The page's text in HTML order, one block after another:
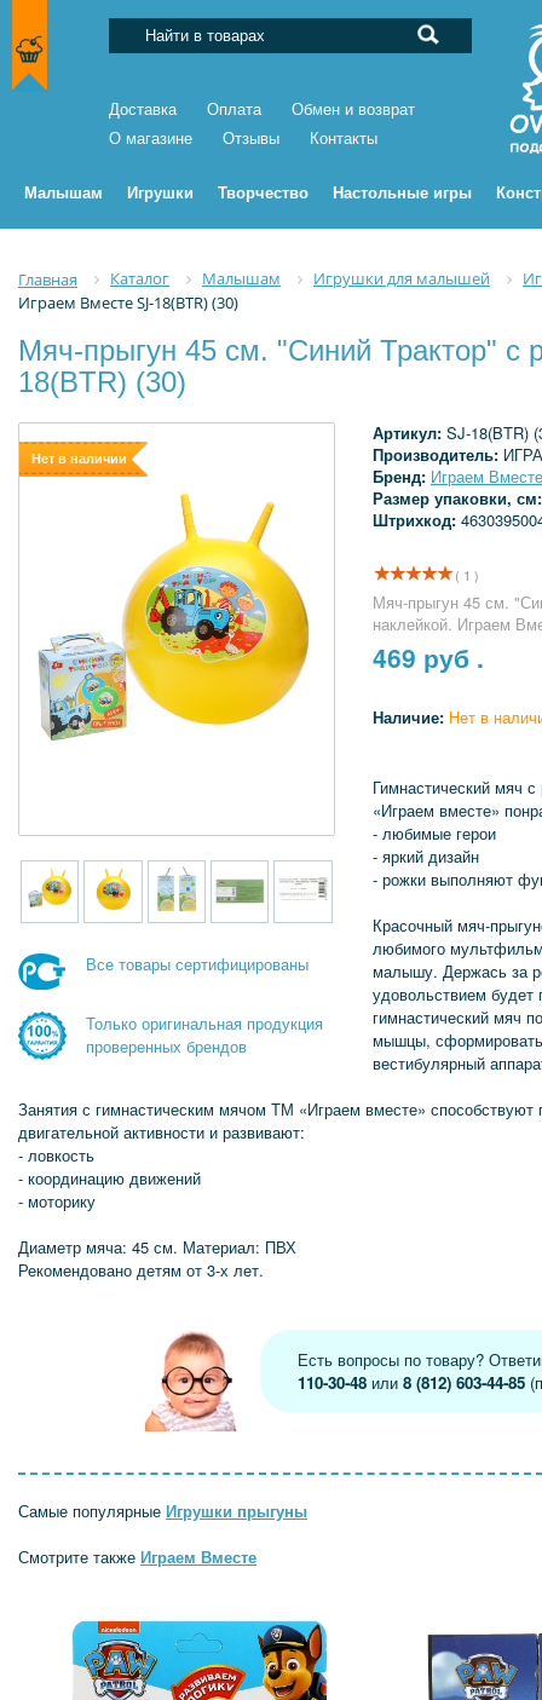
Доставка Оплата
Обмен и возврат
О магазине
Отзывы Контакты
Малышам Игрушки Творчество Настольные игры
Главная Каталог Малышам Игрушки для малышей
Играем Вместе SJ-18(BTR) (30)
Мяч-прыгун 45 см. "Синий Трактор" с
18(BTR) (30)
Нет в наличии
Все товары сертифицированы
Только оригинальная продукция
проверенных брендов
Артикул: SJ-18(BTR)
Производитель:
Бренд: Играем Вместе
Размер упаковки,
Штрихкод:
( 1 )
Мяч-прыгун 45 см.
наклейкой. Играем
469 руб .
Наличие: Нет в
Гимнастический мяч
«Играем вместе»
- любимые герои
- яркий дизайн
- рожки выполняют
Красочный мяч-
любимого
малышу. Держась за
удовольствием будет
гимнастический мяч
мышцы, сформировать
вестибулярный
Занятия с гимнастическим мячом ТМ «Играем вместе»
двигательной активности и развивают:
- ловкость
- координацию движений
- моторику
Диаметр мяча: 45 см. Материал: ПВХ
Рекомендовано детям от 3-х лет.
Есть вопросы по товару?
110-30-48 или8 (812) 603-44-85
Самые популярные Игрушки прыгуны
Смотрите также Играем Вместе